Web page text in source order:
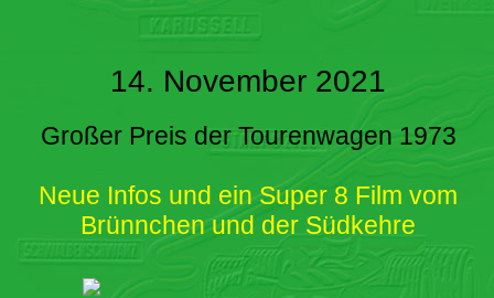
14. November 2021
Großer Preis der Tourenwagen 1973
Neue Infos und ein Super 8 Film vom
Brünnchen und der Südkehre